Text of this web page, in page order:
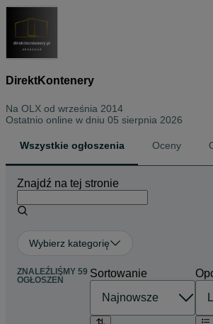
DirektKontenery
Na OLX od września 2014
Ostatnio online w dniu 05 sierpnia 2026
Wszystkie ogłoszenia Oceny
Znajdź na tej stronie
Wybierz kategorię
ZNALEŹLIŚMY 59
OGŁOSZEŃ
Sortowanie